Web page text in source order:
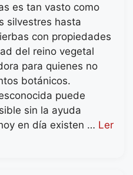
es tan vasto como
silvestres hasta
con propiedades
del reino vegetal
para quienes no
botánicos.
puede
sin la ayuda
en día existen … Ler